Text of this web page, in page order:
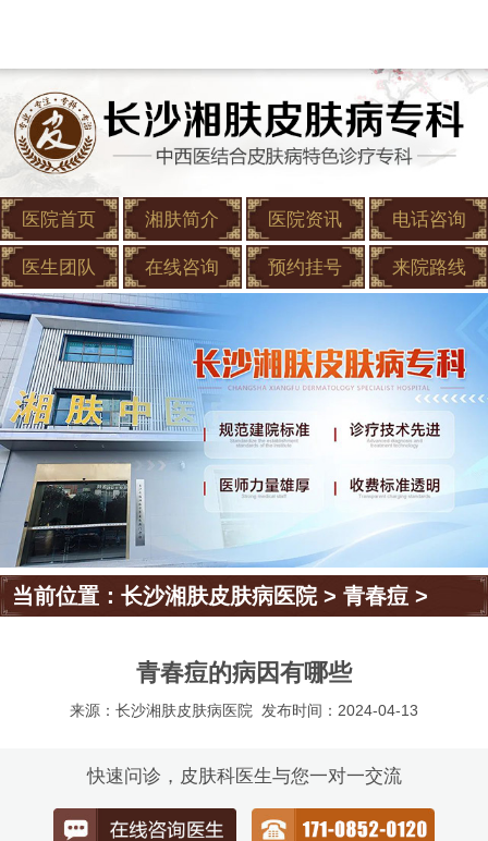
医院首页 湘肤简介 医院资讯 电话咨询
医生团队 在线咨询 预约挂号 来院路线
当前位置：长沙湘肤皮肤病医院>青春痘 >
青春痘的病因有哪些
来源：长沙湘肤皮肤病医院 发布时间：2024-04-13
快速问诊，皮肤科医生与您一对一交流